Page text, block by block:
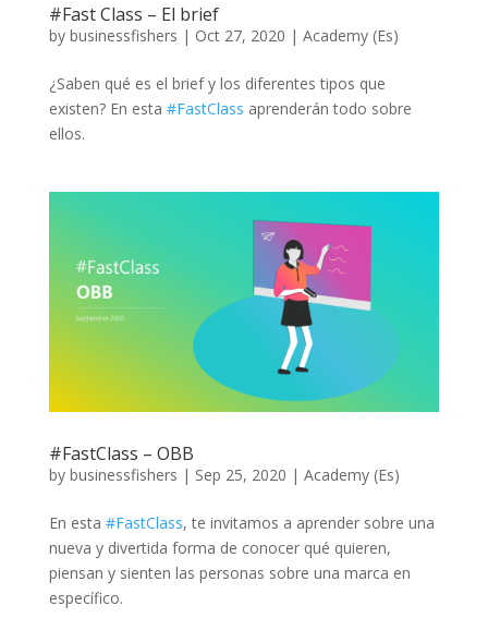
#Fast Class – El brief
by businessfishers | Oct 27, 2020 | Academy (Es)
¿Saben qué es el brief y los diferentes tipos que
existen? En esta #FastClass aprenderán todo sobre
ellos.
#FastClass – OBB
by businessfishers | Sep 25, 2020 | Academy (Es)
En esta #FastClass, te invitamos a aprender sobre una
nueva y divertida forma de conocer qué quieren,
piensan y sienten las personas sobre una marca en
específico.